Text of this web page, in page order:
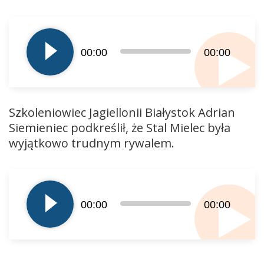
plików
dźwiękowych
00:00 00:00
Szkoleniowiec Jagiellonii Białystok Adrian
Siemieniec podkreślił, że Stal Mielec była
wyjątkowo trudnym rywalem.
plików
dźwiękowych
00:00 00:00